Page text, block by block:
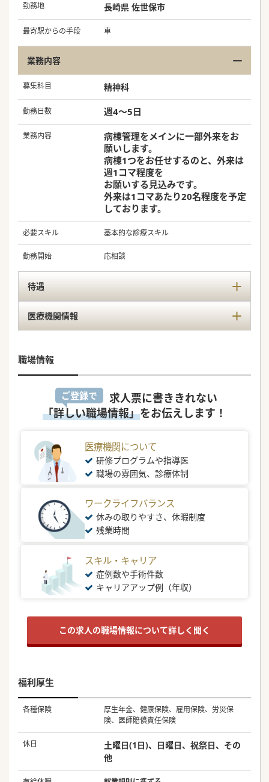
勤務地 長崎県 佐世保市
最寄駅からの手段 車
業務内容
募集科目 精神科
勤務日数 週4～5日
業務内容
病棟管理をメインに一部外来をお
願いします。
病棟1つをお任せするのと、外来は
週1コマ程度を
お願いする見込みです。
外来は1コマあたり20名程度を予定
しております。
必要スキル 基本的な診療スキル
勤務開始 応相談
待遇
医療機関情報
職場情報
ご登録で
求人票に書ききれない
「詳しい職場情報」をお伝えします！
医療機関について
研修プログラムや指導医
職場の雰囲気、診療体制
ワークライフバランス
休みの取りやすさ、休暇制度
残業時間
スキル・キャリア
症例数や手術件数
キャリアアップ例（年収）
この求人の職場情報について詳しく聞く
福利厚生
各種保険
厚生年金、健康保険、雇用保険、労災保
険、医師賠償責任保険
休日
土曜日(1日)、日曜日、祝祭日、その
他